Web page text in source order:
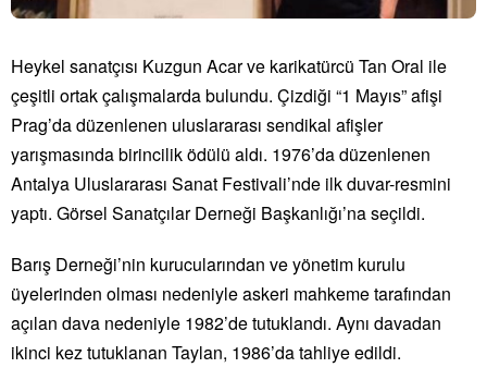
Heykel sanatçısı Kuzgun Acar ve karikatürcü Tan Oral ile
çeşitli ortak çalışmalarda bulundu. Çizdiği “1 Mayıs” afişi
Prag’da düzenlenen uluslararası sendikal afişler
yarışmasında birincilik ödülü aldı. 1976’da düzenlenen
Antalya Uluslararası Sanat Festivali’nde ilk duvar-resmini
yaptı. Görsel Sanatçılar Derneği Başkanlığı’na seçildi.
Barış Derneği’nin kurucularından ve yönetim kurulu
üyelerinden olması nedeniyle askeri mahkeme tarafından
açılan dava nedeniyle 1982’de tutuklandı. Aynı davadan
ikinci kez tutuklanan Taylan, 1986’da tahliye edildi.